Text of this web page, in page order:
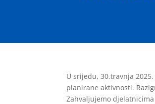
U srijedu, 30.travnja
planirane aktivnosti.
Zahvaljujemo